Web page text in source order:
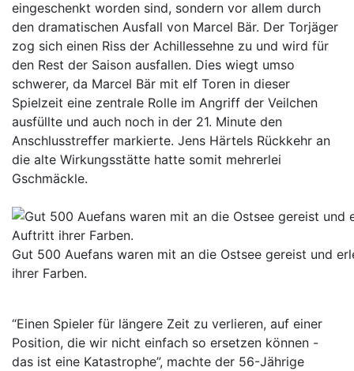
eingeschenkt worden sind, sondern vor allem durch
den dramatischen Ausfall von Marcel Bär. Der Torjäger
zog sich einen Riss der Achillessehne zu und wird für
den Rest der Saison ausfallen. Dies wiegt umso
schwerer, da Marcel Bär mit elf Toren in dieser
Spielzeit eine zentrale Rolle im Angriff der Veilchen
ausfüllte und auch noch in der 21. Minute den
Anschlusstreffer markierte. Jens Härtels Rückkehr an
die alte Wirkungsstätte hatte somit mehrerlei
Gschmäckle.
Gut 500 Auefans waren mit an die Ostsee gereist und
ihrer Farben.
“Einen Spieler für längere Zeit zu verlieren, auf einer
Position, die wir nicht einfach so ersetzen können -
das ist eine Katastrophe”, machte der 56-Jährige